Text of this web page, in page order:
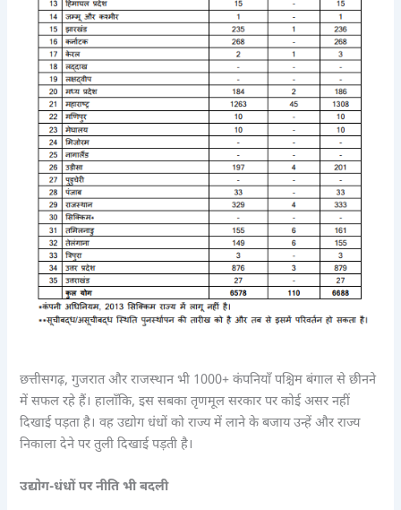
छत्तीसगढ़, गुजरात और राजस्थान भी 1000+ कंपनियाँ पश्चिम बंगाल से छीनने
में सफल रहे हैं। हालाँकि, इस सबका तृणमूल सरकार पर कोई असर नहीं
दिखाई पड़ता है। वह उद्योग धंधों को राज्य में लाने के बजाय उन्हें और राज्य
निकाला देने पर तुली दिखाई पड़ती है।
उद्योग-धंधों पर नीति भी बदली